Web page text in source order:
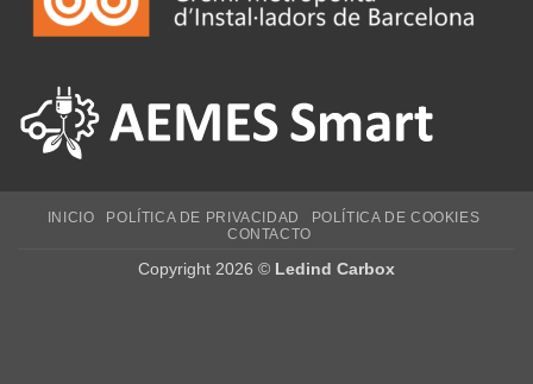
INICIO POLÍTICA DE PRIVACIDAD
POLÍTICA DE COOKIES
CONTACTO
Copyright 2026 © Ledind Carbox